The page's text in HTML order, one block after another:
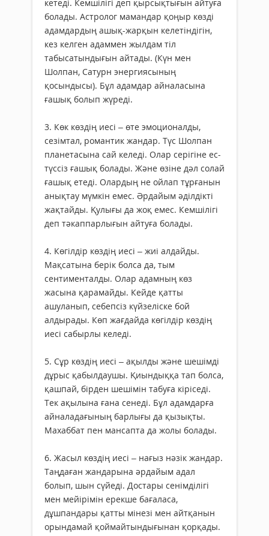
кетеді. Кемшілігі деп қырсықтығын айтуға
болады. Астролог мамандар қоңыр көзді
адамдардың ашық-жарқын келетіндігін,
кез келген адаммен жылдам тіл
табысатындығын айтады. (Күн мен
Шолпан, Сатурн энергиясының
қосындысы). Бұл адамдар айналасына
ғашық болып жүреді.
3. Көк көздің иесі – өте эмоционалды,
сезімтал, романтик жандар. Түс Шолпан
планетасына сай келеді. Олар серігіне ес-
түссіз ғашық болады. Және өзіне дәл солай
ғашық етеді. Олардың не ойлап тұрғанын
анықтау мүмкін емес. Әрдайым әділдікті
жақтайды. Қулығы да жоқ емес. Кемшілігі
деп тәкаппарлығын айтуға болады.
4. Көгілдір көздің иесі – жиі алдайды.
Мақсатына берік болса да, тым
сентименталды. Олар адамның көз
жасына қарамайды. Кейде қатты
ашуланып, себепсіз күйзеліске бой
алдырады. Көп жағдайда көгілдір көздің
иесі сабырлы келеді.
5. Сұр көздің иесі – ақылды және шешімді
дұрыс қабылдаушы. Қиындыққа тап болса,
қашпай, бірден шешімін табуға кіріседі.
Тек ақылына ғана сенеді. Бұл адамдарға
айналадағының барлығы да қызықты.
Махаббат пен мансапта да жолы болады.
6. Жасыл көздің иесі – нағыз нәзік жандар.
Таңдаған жандарына әрдайым адал
болып, шын сүйеді. Достары сенімділігі
мен мейірімін ерекше бағаласа,
дұшпандары қатты мінезі мен айтқанын
орындамай қоймайтындығынан қорқады.